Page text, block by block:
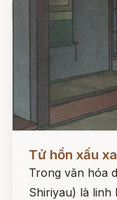
Đọc ngay
Tử hồn xấu
Trong văn hóa
Shiriyau) là